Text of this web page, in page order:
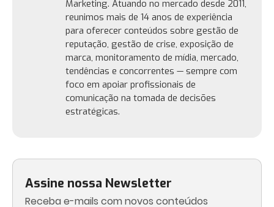
Assine nossa Newsletter
Receba e-mails com novos conteúdos
Marketing. Atuando no mercado desde 2011,
reunimos mais de 14 anos de experiência
para oferecer conteúdos sobre gestão de
reputação, gestão de crise, exposição de
marca, monitoramento de mídia, mercado,
tendências e concorrentes — sempre com
foco em apoiar profissionais de
comunicação na tomada de decisões
estratégicas.